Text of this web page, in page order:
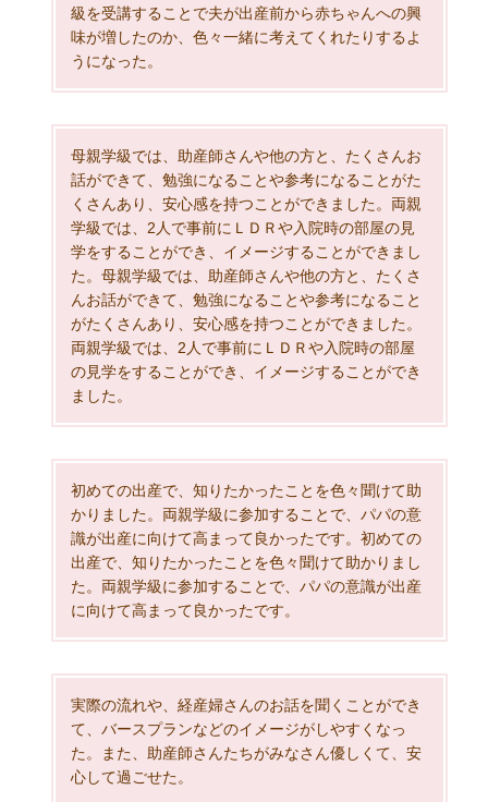
級を受講することで夫が出産前から赤ちゃんへの興
味が増したのか、色々一緒に考えてくれたりするよ
うになった。
母親学級では、助産師さんや他の方と、たくさんお
話ができて、勉強になることや参考になることがた
くさんあり、安心感を持つことができました。両親
学級では、2人で事前にＬＤＲや入院時の部屋の見
学をすることができ、イメージすることができまし
た。母親学級では、助産師さんや他の方と、たくさ
んお話ができて、勉強になることや参考になること
がたくさんあり、安心感を持つことができました。
両親学級では、2人で事前にＬＤＲや入院時の部屋
の見学をすることができ、イメージすることができ
ました。
初めての出産で、知りたかったことを色々聞けて助
かりました。両親学級に参加することで、パパの意
識が出産に向けて高まって良かったです。初めての
出産で、知りたかったことを色々聞けて助かりまし
た。両親学級に参加することで、パパの意識が出産
に向けて高まって良かったです。
実際の流れや、経産婦さんのお話を聞くことができ
て、バースプランなどのイメージがしやすくなっ
た。また、助産師さんたちがみなさん優しくて、安
心して過ごせた。